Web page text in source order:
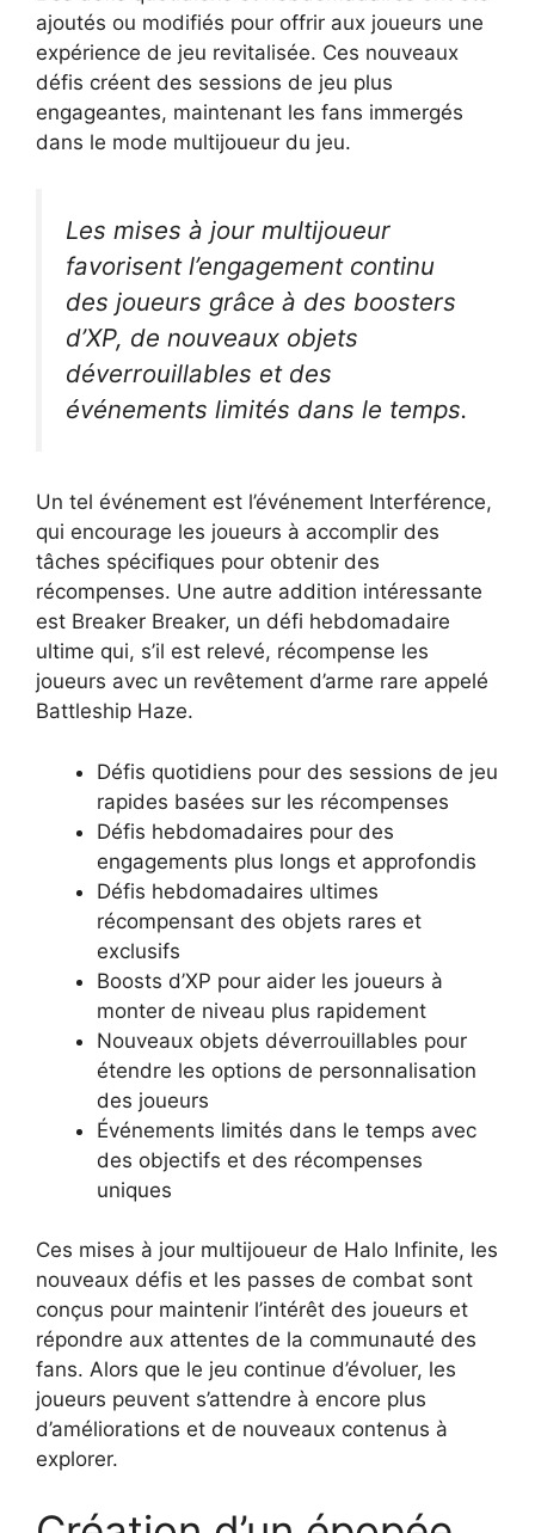
ajoutés ou modifiés pour offrir aux joueurs une
expérience de jeu revitalisée. Ces nouveaux
défis créent des sessions de jeu plus
engageantes, maintenant les fans immergés
dans le mode multijoueur du jeu.
Les mises à jour multijoueur
favorisent l’engagement continu
des joueurs grâce à des boosters
d’XP, de nouveaux objets
déverrouillables et des
événements limités dans le temps.
Un tel événement est l’événement Interférence,
qui encourage les joueurs à accomplir des
tâches spécifiques pour obtenir des
récompenses. Une autre addition intéressante
est Breaker Breaker, un défi hebdomadaire
ultime qui, s’il est relevé, récompense les
joueurs avec un revêtement d’arme rare appelé
Battleship Haze.
Défis quotidiens pour des sessions de jeu
rapides basées sur les récompenses
Défis hebdomadaires pour des
engagements plus longs et approfondis
Défis hebdomadaires ultimes
récompensant des objets rares et
exclusifs
Boosts d’XP pour aider les joueurs à
monter de niveau plus rapidement
Nouveaux objets déverrouillables pour
étendre les options de personnalisation
des joueurs
Événements limités dans le temps avec
des objectifs et des récompenses
uniques
Ces mises à jour multijoueur de Halo Infinite, les
nouveaux défis et les passes de combat sont
conçus pour maintenir l’intérêt des joueurs et
répondre aux attentes de la communauté des
fans. Alors que le jeu continue d’évoluer, les
joueurs peuvent s’attendre à encore plus
d’améliorations et de nouveaux contenus à
explorer.